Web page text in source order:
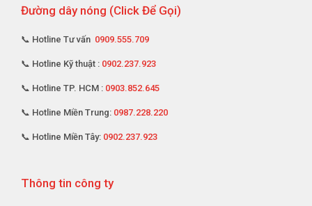
Đường dây nóng (Click Để Gọi)
📞 Hotline Tư vấn 0909.555.709
📞 Hotline Kỹ thuật : 0902.237.923
📞 Hotline TP. HCM : 0903.852.645
📞 Hotline Miền Trung: 0987.228.220
📞 Hotline Miền Tây: 0902.237.923
Thông tin công ty